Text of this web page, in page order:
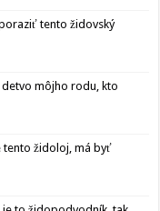
tento židovský
detvo môjho rodu, kto
tento židoloj, má byť